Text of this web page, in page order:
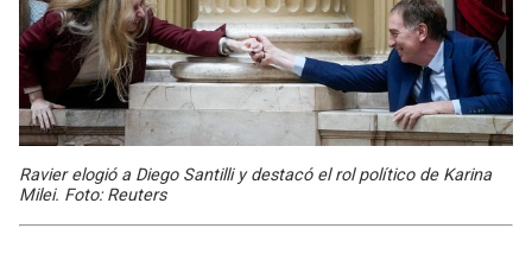
Ravier elogió a Diego Santilli y destacó el rol político de Karina
Milei. Foto: Reuters